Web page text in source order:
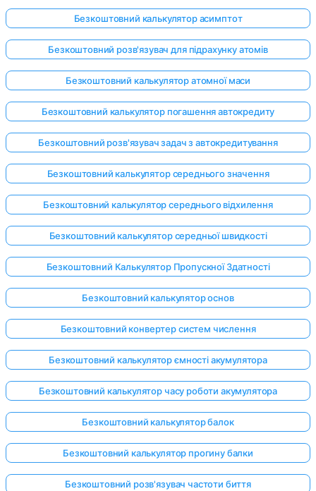
Поки
немає
своє
перше
Безкоштовний калькулятор асимптот
Безкоштовний розв'язувач для підрахунку атомів
Безкоштовний калькулятор атомної маси
Безкоштовний калькулятор погашення автокредиту
Безкоштовний розв'язувач задач з автокредитування
Безкоштовний калькулятор середнього значення
Безкоштовний калькулятор середнього відхилення
Безкоштовний калькулятор середньої швидкості
Безкоштовний Калькулятор Пропускної Здатності
Безкоштовний калькулятор основ
Безкоштовний конвертер систем числення
Безкоштовний калькулятор ємності акумулятора
Безкоштовний калькулятор часу роботи акумулятора
Безкоштовний калькулятор балок
Безкоштовний калькулятор прогину балки
Безкоштовний розв'язувач частоти биття